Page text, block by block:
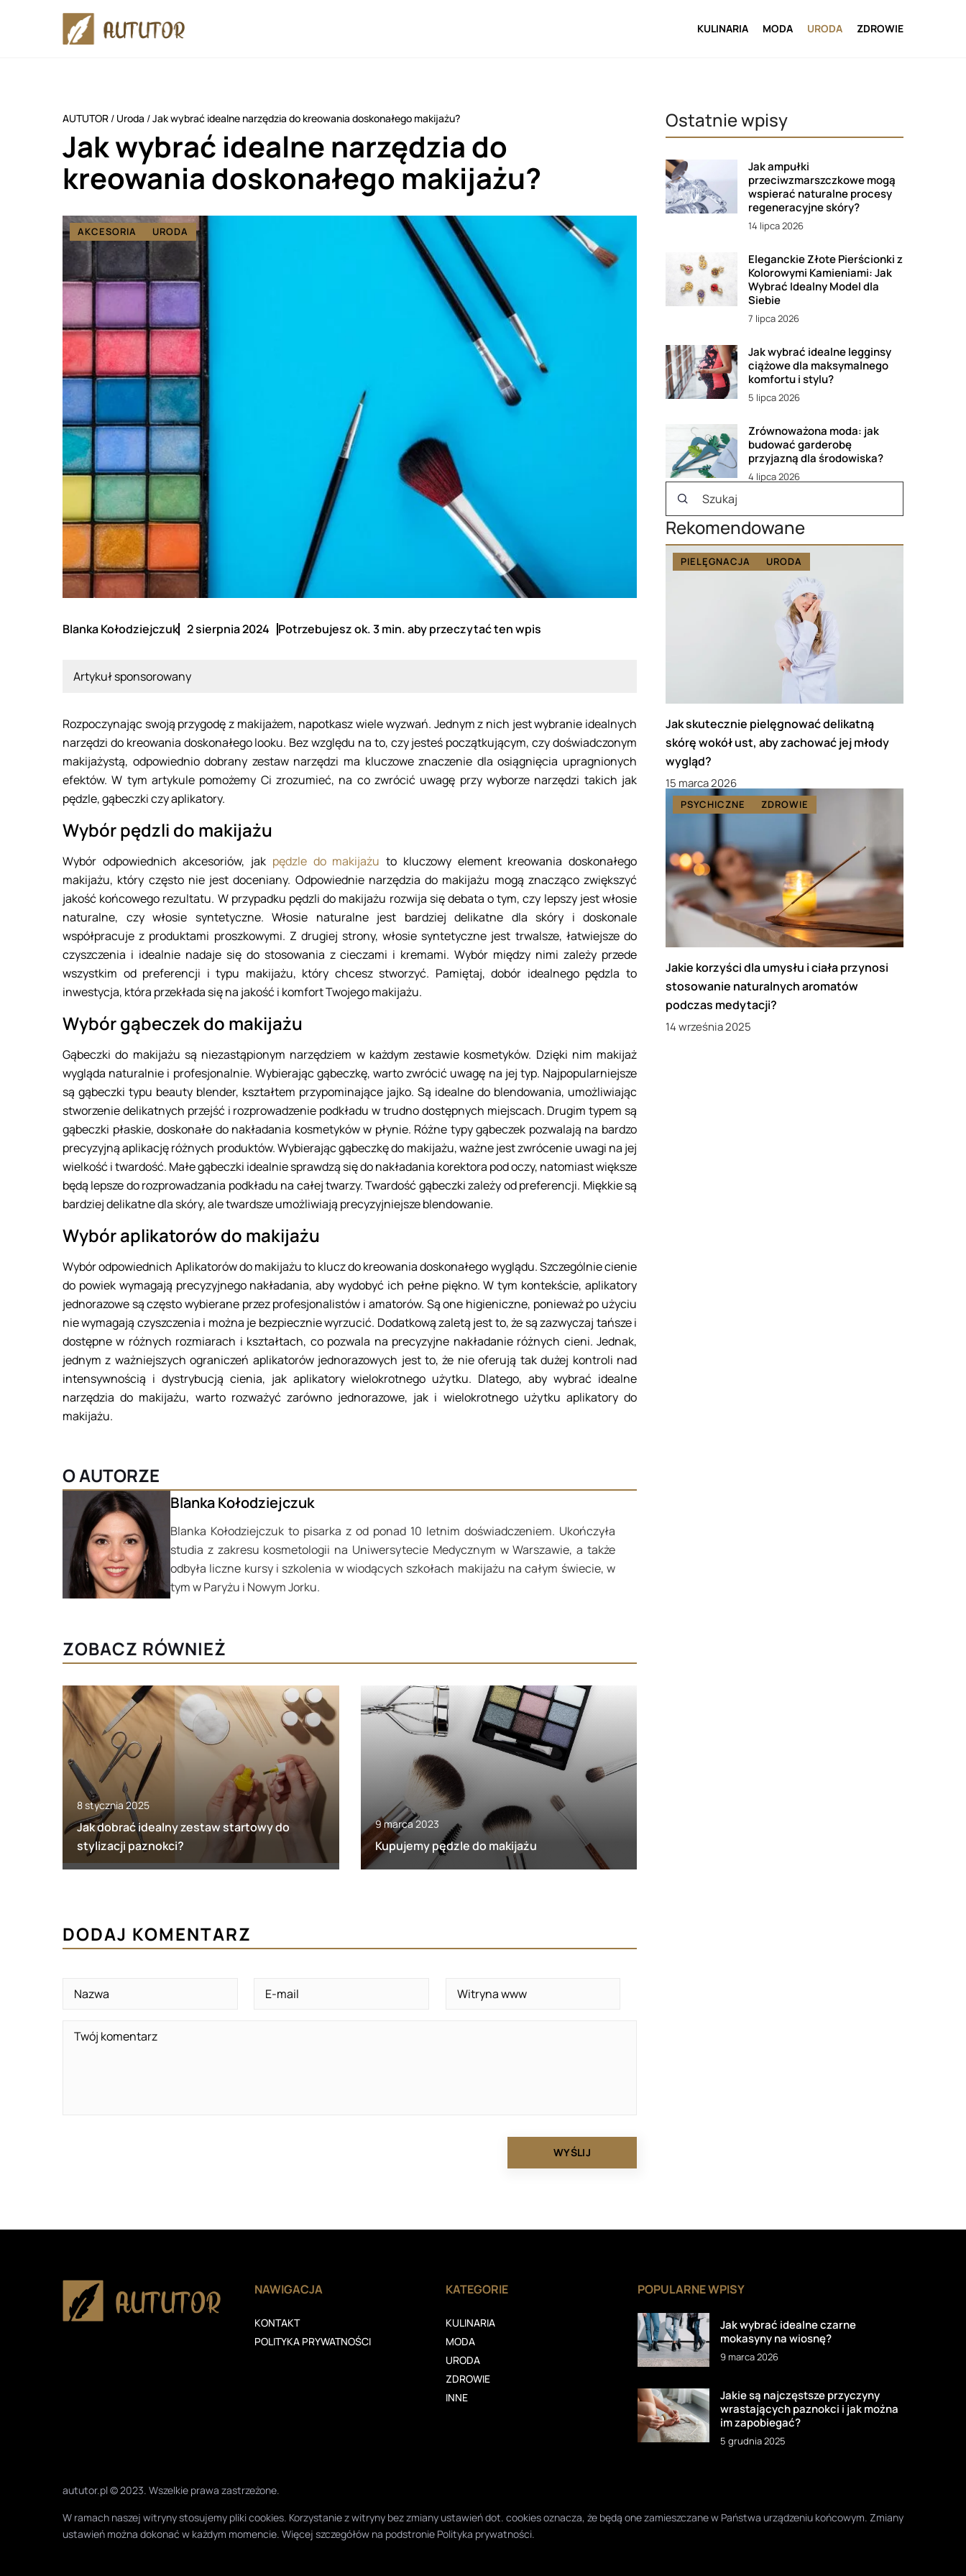
KULINARIA MODA URODA ZDROWIE
AUTUTOR / Uroda /Jak wybrać idealne narzędzia do kreowania doskonałego makijażu?
Jak wybrać idealne narzędzia do
kreowania doskonałego makijażu?
AKCESORIA URODA
Blanka Kołodziejczuk 2 sierpnia 2024 Potrzebujesz ok. 3 min. aby przeczytać ten wpis
Artykuł sponsorowany
Rozpoczynając swoją przygodę z makijażem, napotkasz wiele wyzwań. Jednym z nich jest wybranie idealnych
narzędzi do kreowania doskonałego looku. Bez względu na to, czy jesteś początkującym, czy doświadczonym
makijażystą, odpowiednio dobrany zestaw narzędzi ma kluczowe znaczenie dla osiągnięcia upragnionych
efektów. W tym artykule pomożemy Ci zrozumieć, na co zwrócić uwagę przy wyborze narzędzi takich jak
pędzle, gąbeczki czy aplikatory.
Wybór pędzli do makijażu
Wybór odpowiednich akcesoriów, jak pędzle do makijażu to kluczowy element kreowania doskonałego
makijażu, który często nie jest doceniany. Odpowiednie narzędzia do makijażu mogą znacząco zwiększyć
jakość końcowego rezultatu. W przypadku pędzli do makijażu rozwija się debata o tym, czy lepszy jest włosie
naturalne, czy włosie syntetyczne. Włosie naturalne jest bardziej delikatne dla skóry i doskonale
współpracuje z produktami proszkowymi. Z drugiej strony, włosie syntetyczne jest trwalsze, łatwiejsze do
czyszczenia i idealnie nadaje się do stosowania z cieczami i kremami. Wybór między nimi zależy przede
wszystkim od preferencji i typu makijażu, który chcesz stworzyć. Pamiętaj, dobór idealnego pędzla to
inwestycja, która przekłada się na jakość i komfort Twojego makijażu.
Wybór gąbeczek do makijażu
Gąbeczki do makijażu są niezastąpionym narzędziem w każdym zestawie kosmetyków. Dzięki nim makijaż
wygląda naturalnie i profesjonalnie. Wybierając gąbeczkę, warto zwrócić uwagę na jej typ. Najpopularniejsze
są gąbeczki typu beauty blender, kształtem przypominające jajko. Są idealne do blendowania, umożliwiając
stworzenie delikatnych przejść i rozprowadzenie podkładu w trudno dostępnych miejscach. Drugim typem są
gąbeczki płaskie, doskonałe do nakładania kosmetyków w płynie. Różne typy gąbeczek pozwalają na bardzo
precyzyjną aplikację różnych produktów. Wybierając gąbeczkę do makijażu, ważne jest zwrócenie uwagi na jej
wielkość i twardość. Małe gąbeczki idealnie sprawdzą się do nakładania korektora pod oczy, natomiast większe
będą lepsze do rozprowadzania podkładu na całej twarzy. Twardość gąbeczki zależy od preferencji. Miękkie są
bardziej delikatne dla skóry, ale twardsze umożliwiają precyzyjniejsze blendowanie.
Wybór aplikatorów do makijażu
Wybór odpowiednich Aplikatorów do makijażu to klucz do kreowania doskonałego wyglądu. Szczególnie cienie
do powiek wymagają precyzyjnego nakładania, aby wydobyć ich pełne piękno. W tym kontekście, aplikatory
jednorazowe są często wybierane przez profesjonalistów i amatorów. Są one higieniczne, ponieważ po użyciu
nie wymagają czyszczenia i można je bezpiecznie wyrzucić. Dodatkową zaletą jest to, że są zazwyczaj tańsze i
dostępne w różnych rozmiarach i kształtach, co pozwala na precyzyjne nakładanie różnych cieni. Jednak,
jednym z ważniejszych ograniczeń aplikatorów jednorazowych jest to, że nie oferują tak dużej kontroli nad
intensywnością i dystrybucją cienia, jak aplikatory wielokrotnego użytku. Dlatego, aby wybrać idealne
narzędzia do makijażu, warto rozważyć zarówno jednorazowe, jak i wielokrotnego użytku aplikatory do
makijażu.
O AUTORZE
Blanka Kołodziejczuk
Blanka Kołodziejczuk to pisarka z od ponad 10 letnim doświadczeniem. Ukończyła
studia z zakresu kosmetologii na Uniwersytecie Medycznym w Warszawie, a także
odbyła liczne kursy i szkolenia w wiodących szkołach makijażu na całym świecie, w
tym w Paryżu i Nowym Jorku.
ZOBACZ RÓWNIEŻ
8 stycznia 2025
Jak dobrać idealny zestaw startowy do
stylizacji paznokci?
9 marca 2023
Kupujemy pędzle do makijażu
Ostatnie wpisy
Jak ampułki
przeciwzmarszczkowe mogą
wspierać naturalne procesy
regeneracyjne skóry?
14 lipca 2026
Eleganckie Złote Pierścionki z
Kolorowymi Kamieniami: Jak
Wybrać Idealny Model dla
Siebie
7 lipca 2026
Jak wybrać idealne legginsy
ciążowe dla maksymalnego
komfortu i stylu?
5 lipca 2026
Zrównoważona moda: jak
budować garderobę
przyjazną dla środowiska?
4 lipca 2026
Rekomendowane
PIELĘGNACJA URODA
Jak skutecznie pielęgnować delikatną
skórę wokół ust, aby zachować jej młody
wygląd?
15 marca 2026
PSYCHICZNE ZDROWIE
Jakie korzyści dla umysłu i ciała przynosi
stosowanie naturalnych aromatów
podczas medytacji?
14 września 2025
DODAJ KOMENTARZ
NAWIGACJA
KONTAKT
POLITYKA PRYWATNOŚCI
KATEGORIE
KULINARIA
MODA
URODA
ZDROWIE
INNE
POPULARNE WPISY
Jak wybrać idealne czarne
mokasyny na wiosnę?
9 marca 2026
Jakie są najczęstsze przyczyny
wrastających paznokci i jak można
im zapobiegać?
5 grudnia 2025
aututor.pl © 2023. Wszelkie prawa zastrzeżone.
W ramach naszej witryny stosujemy pliki cookies. Korzystanie z witryny bez zmiany ustawień dot. cookies oznacza, że będą one zamieszczane w Państwa urządzeniu końcowym. Zmiany
ustawień można dokonać w każdym momencie. Więcej szczegółów na podstronie Polityka prywatności.